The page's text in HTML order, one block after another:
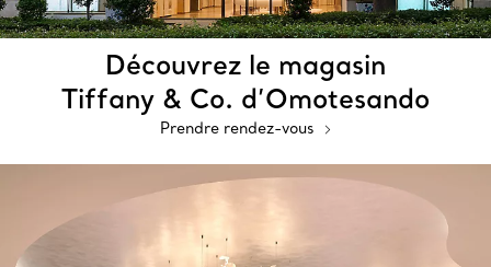
Découvrez le magasin
Tiffany & Co. d’Omotesando
Prendre rendez-vous